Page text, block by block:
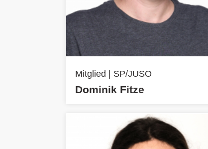
Mitglied | SP/JUSO
Dominik Fitze